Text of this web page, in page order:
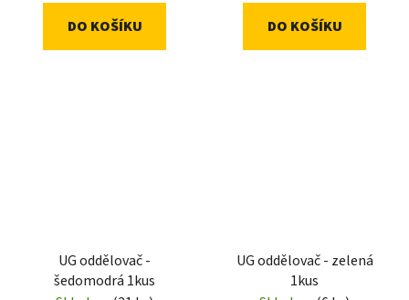
DO KOŠÍKU DO KOŠÍKU
UG oddělovač -
šedomodrá 1kus
UG oddělovač - zelená
1kus